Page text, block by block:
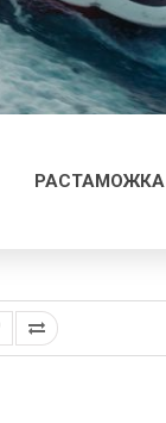
РАСТАМОЖКА